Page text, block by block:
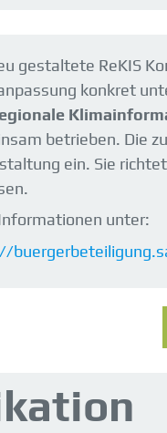
gestaltete ReKIS
konkret
betrieben. Die
ein. Sie
unter: